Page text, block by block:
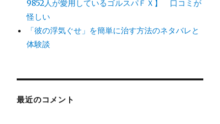
9852人が愛用しているゴルスパＦＸ】 口コミが
怪しい
「彼の浮気ぐせ」を簡単に治す方法のネタバレと
体験談
最近のコメント